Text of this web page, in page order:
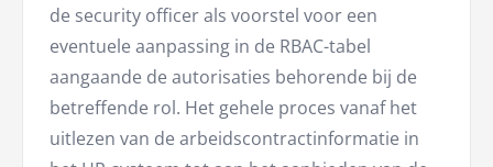
de security officer als voorstel voor een
eventuele aanpassing in de RBAC-tabel
aangaande de autorisaties behorende bij de
betreffende rol. Het gehele proces vanaf het
uitlezen van de arbeidscontractinformatie in